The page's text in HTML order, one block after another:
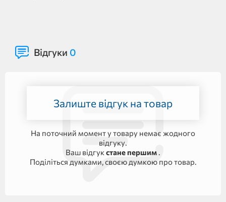
Відгуки 0
Залиште відгук на товар
На поточний момент у товару немає жодного
відгуку.
Ваш відгук стане першим .
Поділіться думками, своєю думкою про товар.